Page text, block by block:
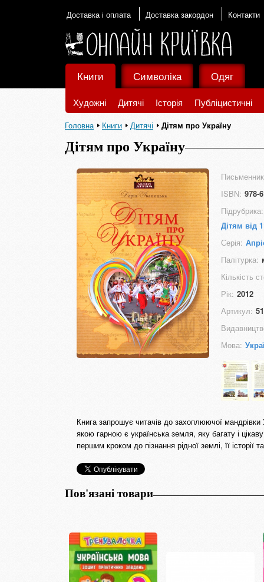
Доставка і оплата Доставка закордон Контакти
Книги
Художні Дитячі Історія Публіцистичні
Символіка Одяг
Головна Книги Дитячі Дітям про Україну
Дітям про Україну
ISBN: 978-
Підрубрика:
Дітям від
Серія:
Палітурка:
Кількість
Рік: 2012
Артикул:
Мова:
Книга запрошує читачів до захоплюючої
якою гарною є українська земля, яку багату і
першим кроком до пізнання рідної землі, її історії
Пов'язані товари